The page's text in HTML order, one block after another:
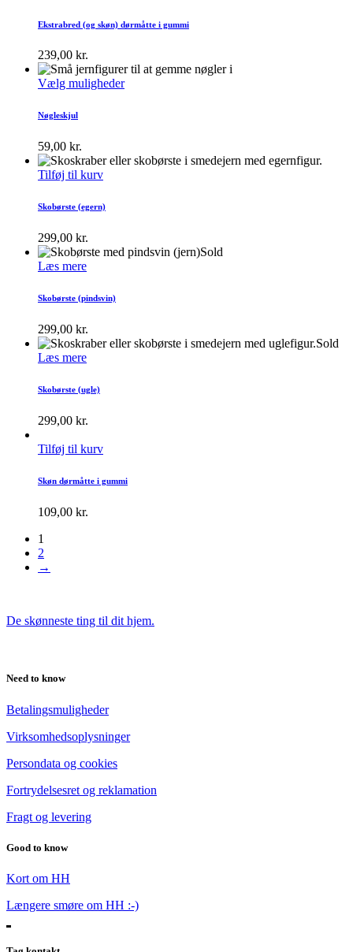
Ekstrabred (og skøn) dørmåtte i gummi
239,00 kr.
Vælg muligheder
Nøgleskjul
59,00 kr.
Tilføj til kurv
Skobørste (egern)
299,00 kr.
Sold
Læs mere
Skobørste (pindsvin)
299,00 kr.
Sold
Læs mere
Skobørste (ugle)
299,00 kr.
Tilføj til kurv
Skøn dørmåtte i gummi
109,00 kr.
1
2
→
De skønneste ting til dit hjem.
Need to know
Betalingsmuligheder
Virksomhedsoplysninger
Persondata og cookies
Fortrydelsesret og reklamation
Fragt og levering
Good to know
Kort om HH
Længere smøre om HH :-)